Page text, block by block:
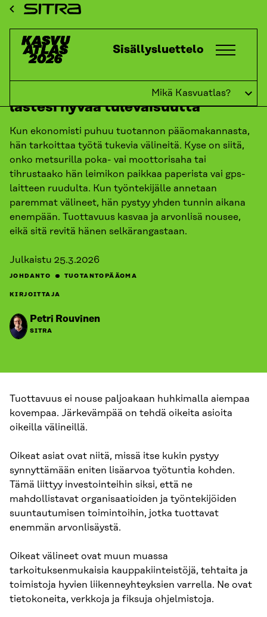
Siirry
sisältöön
Sitra
Kasvuatlas
Mikä Kasvuatlas?
Sisällysluettelo
ETUSIVU KASVUATLAS
Suomi ali-investoi ja se hämärtää
lastesi hyvää tulevaisuutta
Kun ekonomisti puhuu tuotannon pääomakannasta,
hän tarkoittaa työtä tukevia välineitä. Kyse on siitä,
onko metsurilla poka- vai moottorisaha tai
tihrustaako hän leimikon paikkaa paperista vai gps-
laitteen ruudulta. Kun työntekijälle annetaan
paremmat välineet, hän pystyy yhden tunnin aikana
enempään. Tuottavuus kasvaa ja arvonlisä nousee,
eikä sitä revitä hänen selkärangastaan.
Julkaistu 25.3.2026
JOHDANTO TUOTANTOPÄÄOMA
KIRJOITTAJA
Petri Rouvinen
SITRA
Tuottavuus ei nouse paljoakaan huhkimalla aiempaa
kovempaa. Järkevämpää on tehdä oikeita asioita
oikeilla välineillä.
Oikeat asiat ovat niitä, missä itse kukin pystyy
synnyttämään eniten lisäarvoa työtuntia kohden.
Tämä liittyy investointeihin siksi, että ne
mahdollistavat organisaatioiden ja työntekijöiden
suuntautumisen toimintoihin, jotka tuottavat
enemmän arvonlisäystä.
Oikeat välineet ovat muun muassa
tarkoituksenmukaisia kauppakiinteistöjä, tehtaita ja
toimistoja hyvien liikenneyhteyksien varrella. Ne ovat
tietokoneita, verkkoja ja fiksuja ohjelmistoja.